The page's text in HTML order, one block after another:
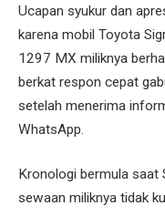
Ucapan syukur dan
karena mobil Toyota
1297 MX miliknya
berkat respon cepat
setelah menerima
WhatsApp.
Kronologi bermula saat
sewaan miliknya tidak